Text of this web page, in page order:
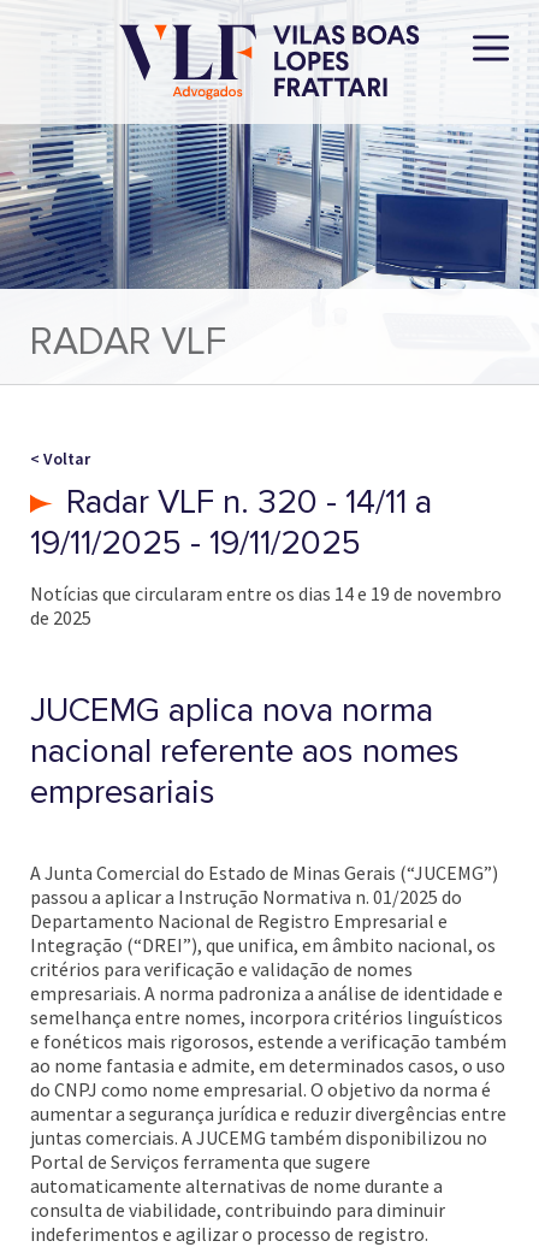
RADAR VLF
< Voltar
Radar VLF n. 320 - 14/11 a
19/11/2025 - 19/11/2025
Notícias que circularam entre os dias 14 e 19 de novembro
de 2025
JUCEMG aplica nova norma
nacional referente aos nomes
empresariais
A Junta Comercial do Estado de Minas Gerais (“JUCEMG”)
passou a aplicar a Instrução Normativa n. 01/2025 do
Departamento Nacional de Registro Empresarial e
Integração (“DREI”), que unifica, em âmbito nacional, os
critérios para verificação e validação de nomes
empresariais. A norma padroniza a análise de identidade e
semelhança entre nomes, incorpora critérios linguísticos
e fonéticos mais rigorosos, estende a verificação também
ao nome fantasia e admite, em determinados casos, o uso
do CNPJ como nome empresarial. O objetivo da norma é
aumentar a segurança jurídica e reduzir divergências entre
juntas comerciais. A JUCEMG também disponibilizou no
Portal de Serviços ferramenta que sugere
automaticamente alternativas de nome durante a
consulta de viabilidade, contribuindo para diminuir
indeferimentos e agilizar o processo de registro.